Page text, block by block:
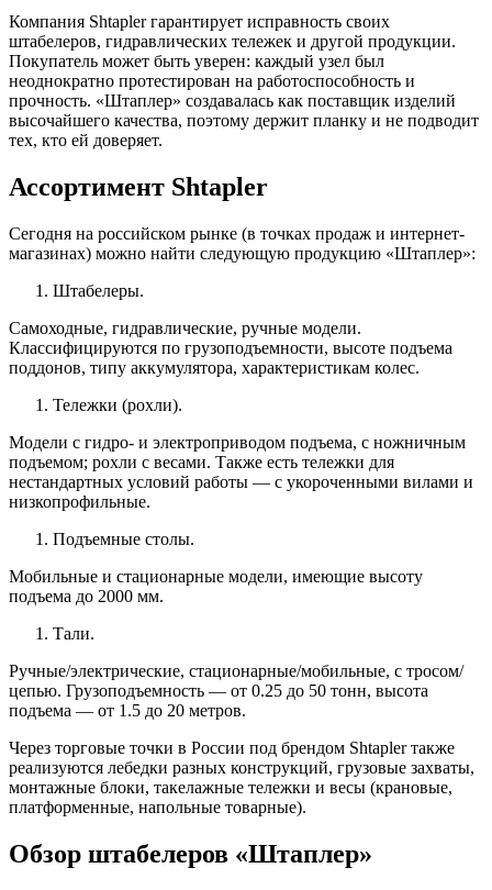
Компания Shtapler гарантирует исправность своих
штабелеров, гидравлических тележек и другой продукции.
Покупатель может быть уверен: каждый узел был
неоднократно протестирован на работоспособность и
прочность. «Штаплер» создавалась как поставщик изделий
высочайшего качества, поэтому держит планку и не подводит
тех, кто ей доверяет.
Ассортимент Shtapler
Сегодня на российском рынке (в точках продаж и интернет-
магазинах) можно найти следующую продукцию «Штаплер»:
Штабелеры.
Самоходные, гидравлические, ручные модели.
Классифицируются по грузоподъемности, высоте подъема
поддонов, типу аккумулятора, характеристикам колес.
Тележки (рохли).
Модели с гидро- и электроприводом подъема, с ножничным
подъемом; рохли с весами. Также есть тележки для
нестандартных условий работы — с укороченными вилами и
низкопрофильные.
Подъемные столы.
Мобильные и стационарные модели, имеющие высоту
подъема до 2000 мм.
Тали.
Ручные/электрические, стационарные/мобильные, с тросом/
цепью. Грузоподъемность — от 0.25 до 50 тонн, высота
подъема — от 1.5 до 20 метров.
Через торговые точки в России под брендом Shtapler также
реализуются лебедки разных конструкций, грузовые захваты,
монтажные блоки, такелажные тележки и весы (крановые,
платформенные, напольные товарные).
Обзор штабелеров «Штаплер»